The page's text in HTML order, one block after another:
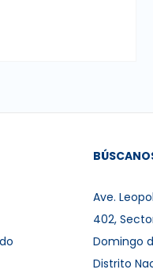
Ave.
402,
Domingo
Distrito